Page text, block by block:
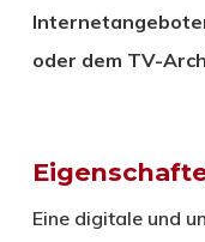
oder dem TV-
Eine digitale und